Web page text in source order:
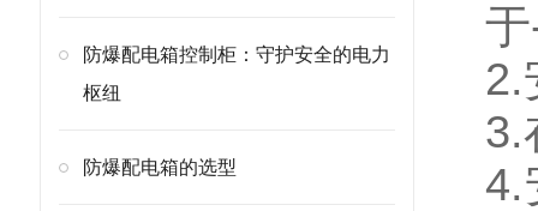
防爆配电箱控制柜：守护安全的电力
枢纽
防爆配电箱的选型
2.
3.
4.